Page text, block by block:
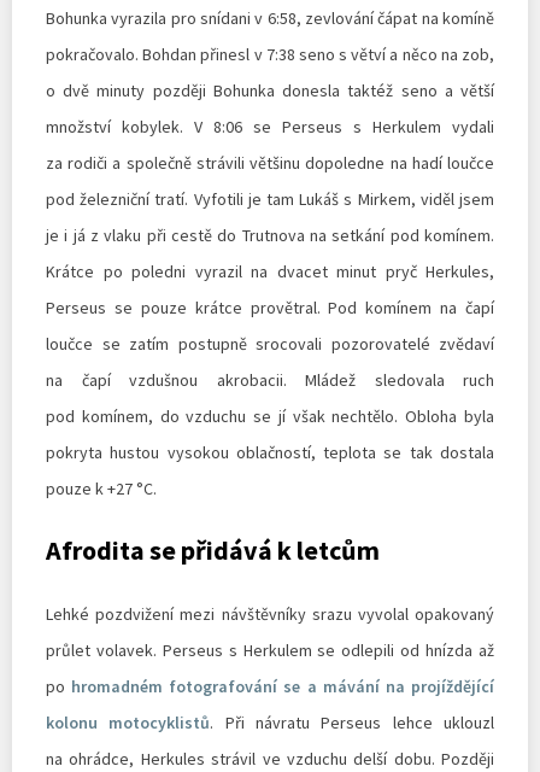
Bohunka vyrazila pro snídani v 6:58, zevlování čápat na komíně
pokračovalo. Bohdan přinesl v 7:38 seno s větví a něco na zob,
o dvě minuty později Bohunka donesla taktéž seno a větší
množství kobylek. V 8:06 se Perseus s Herkulem vydali
za rodiči a společně strávili většinu dopoledne na hadí loučce
pod železniční tratí. Vyfotili je tam Lukáš s Mirkem, viděl jsem
je i já z vlaku při cestě do Trutnova na setkání pod komínem.
Krátce po poledni vyrazil na dvacet minut pryč Herkules,
Perseus se pouze krátce provětral. Pod komínem na čapí
loučce se zatím postupně srocovali pozorovatelé zvědaví
na čapí vzdušnou akrobacii. Mládež sledovala ruch
pod komínem, do vzduchu se jí však nechtělo. Obloha byla
pokryta hustou vysokou oblačností, teplota se tak dostala
pouze k +27 °C.
Afrodita se přidává k letcům
Lehké pozdvižení mezi návštěvníky srazu vyvolal opakovaný
průlet volavek. Perseus s Herkulem se odlepili od hnízda až
po hromadném fotografování se a mávání na projíždějící
kolonu motocyklistů. Při návratu Perseus lehce uklouzl
na ohrádce, Herkules strávil ve vzduchu delší dobu. Později